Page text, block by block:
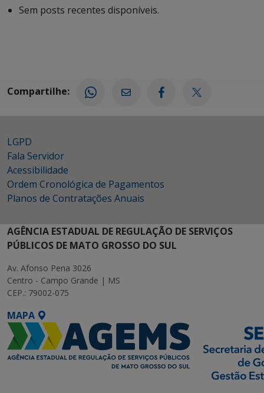
Sem posts recentes disponíveis.
Compartilhe:
LGPD
Fala Servidor
Acessibilidade
Ordem Cronológica de Pagamentos
Planos de Contratações Anuais
AGÊNCIA ESTADUAL DE REGULAÇÃO DE SERVIÇOS
PÚBLICOS DE MATO GROSSO DO SUL
Av. Afonso Pena 3026
Centro - Campo Grande | MS
CEP.: 79002-075
MAPA